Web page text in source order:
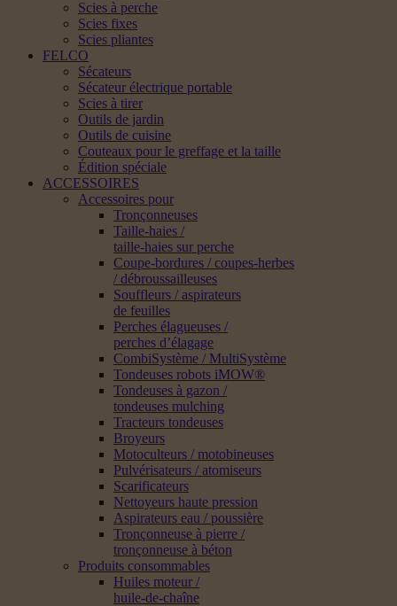
Scies à perche
Scies fixes
Scies pliantes
FELCO
Sécateurs
Sécateur électrique portable
Scies à tirer
Outils de jardin
Outils de cuisine
Couteaux pour le greffage et la taille
Édition spéciale
ACCESSOIRES
Accessoires pour
Tronçonneuses
Taille-haies /
taille-haies sur perche
Coupe-bordures / coupes-herbes
/ débroussailleuses
Souffleurs / aspirateurs
de feuilles
Perches élagueuses /
perches d’élagage
CombiSystème / MultiSystème
Tondeuses robots iMOW®
Tondeuses à gazon /
tondeuses mulching
Tracteurs tondeuses
Broyeurs
Motoculteurs / motobineuses
Pulvérisateurs / atomiseurs
Scarificateurs
Nettoyeurs haute pression
Aspirateurs eau / poussière
Tronçonneuse à pierre /
tronçonneuse à béton
Produits consommables
Huiles moteur /
huile-de-chaîne